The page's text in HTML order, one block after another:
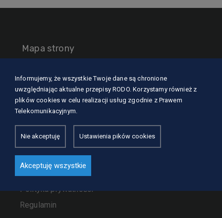
Mapa strony
O nas
Nasze usługi
Szkolenia
Dla kursantów
Zaufali nam
Aktualności
Polityka prywatności
Regulamin
Informujemy, że wszystkie Twoje dane są chronione
uwzględniając aktualne przepisy RODO. Korzystamy również z
plików cookies w celu realizacji usług zgodnie z Prawem
Telekomunikacyjnym.
Nie akceptuję Ustawienia pików cookies
Akceptuję wszystkie